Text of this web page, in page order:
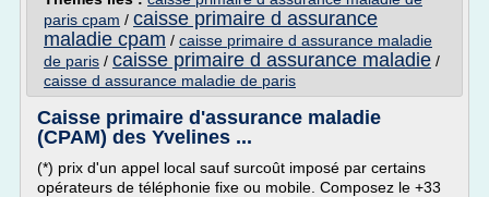
paris cpam / caisse primaire d assurance
maladie cpam / caisse primaire d assurance maladie
de paris / caisse primaire d assurance maladie /
caisse d assurance maladie de paris
Caisse primaire d'assurance maladie
(CPAM) des Yvelines ...
(*) prix d'un appel local sauf surcoût imposé par certains
opérateurs de téléphonie fixe ou mobile. Composez le +33